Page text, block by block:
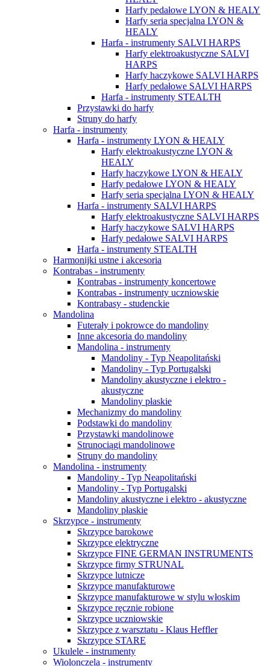
Harfy pedałowe LYON & HEALY
Harfy seria specjalna LYON &
HEALY
Harfa - instrumenty SALVI HARPS
Harfy elektroakustyczne SALVI
HARPS
Harfy haczykowe SALVI HARPS
Harfy pedałowe SALVI HARPS
Harfa - instrumenty STEALTH
Przystawki do harfy
Struny do harfy
Harfa - instrumenty
Harfa - instrumenty LYON & HEALY
Harfy elektroakustyczne LYON &
HEALY
Harfy haczykowe LYON & HEALY
Harfy pedałowe LYON & HEALY
Harfy seria specjalna LYON & HEALY
Harfa - instrumenty SALVI HARPS
Harfy elektroakustyczne SALVI HARPS
Harfy haczykowe SALVI HARPS
Harfy pedałowe SALVI HARPS
Harfa - instrumenty STEALTH
Harmonijki ustne i akcesoria
Kontrabas - instrumenty
Kontrabas - instrumenty koncertowe
Kontrabas - instrumenty uczniowskie
Kontrabasy - studenckie
Mandolina
Futerały i pokrowce do mandoliny
Inne akcesoria do mandoliny
Mandolina - instrumenty
Mandoliny - Typ Neapolitański
Mandoliny - Typ Portugalski
Mandoliny akustyczne i elektro -
akustyczne
Mandoliny płaskie
Mechanizmy do mandoliny
Podstawki do mandoliny
Przystawki mandolinowe
Strunociągi mandolinowe
Struny do mandoliny
Mandolina - instrumenty
Mandoliny - Typ Neapolitański
Mandoliny - Typ Portugalski
Mandoliny akustyczne i elektro - akustyczne
Mandoliny płaskie
Skrzypce - instrumenty
Skrzypce barokowe
Skrzypce elektryczne
Skrzypce FINE GERMAN INSTRUMENTS
Skrzypce firmy STRUNAL
Skrzypce lutnicze
Skrzypce manufakturowe
Skrzypce manufakturowe w stylu włoskim
Skrzypce ręcznie robione
Skrzypce uczniowskie
Skrzypce z warsztatu - Klaus Heffler
Skrzypce STARE
Ukulele - instrumenty
Wiolonczela - instrumenty